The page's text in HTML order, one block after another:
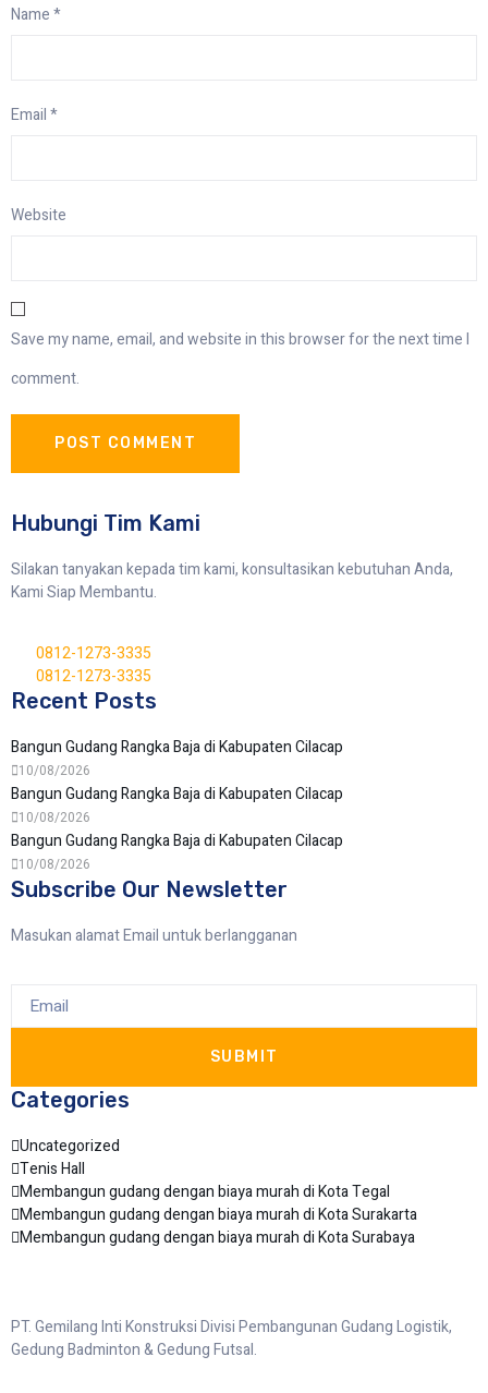
Name*
Email*
Website
Save my name, email, and website in this browser for the next time I
comment.
Hubungi Tim Kami
Silakan tanyakan kepada tim kami, konsultasikan kebutuhan Anda,
Kami Siap Membantu.
0812-1273-3335
0812-1273-3335
Recent Posts
Bangun Gudang Rangka Baja di Kabupaten Cilacap
10/08/2026
Bangun Gudang Rangka Baja di Kabupaten Cilacap
10/08/2026
Bangun Gudang Rangka Baja di Kabupaten Cilacap
10/08/2026
Subscribe Our Newsletter
Masukan alamat Email untuk berlangganan
SUBMIT
Categories
Uncategorized
Tenis Hall
Membangun gudang dengan biaya murah di Kota Tegal
Membangun gudang dengan biaya murah di Kota Surakarta
Membangun gudang dengan biaya murah di Kota Surabaya
PT. Gemilang Inti Konstruksi Divisi Pembangunan Gudang Logistik,
Gedung Badminton & Gedung Futsal.